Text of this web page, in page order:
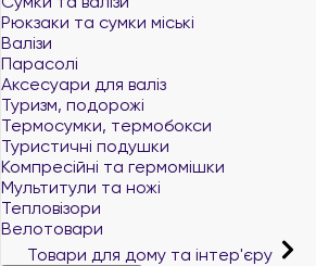
Рюкзаки та сумки міські
Валізи
Парасолі
Аксесуари для валіз
Туризм, подорожі
Термосумки, термобокси
Туристичні подушки
Компресійні та гермомішки
Мультитули та ножі
Тепловізори
Велотовари
Товари для дому та інтер'єру